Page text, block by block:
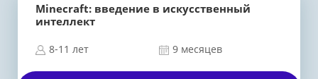
Minecraft: введение в искусственный
интеллект
8-11 лет 9 месяцев